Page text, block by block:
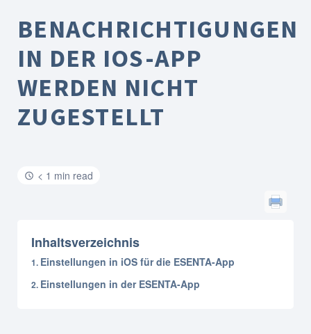
BENACHRICHTIGUNGEN
IN DER IOS-APP
WERDEN NICHT
ZUGESTELLT
< 1 min read
Inhaltsverzeichnis
Einstellungen in iOS für die ESENTA-App
Einstellungen in der ESENTA-App